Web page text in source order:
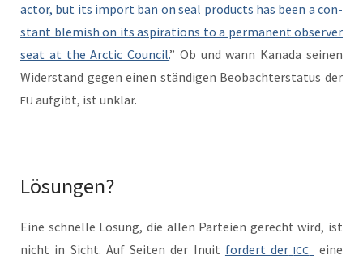
actor, but its import ban on seal prod­ucts has been a con­
stant blem­ish on its aspi­ra­tions to a per­ma­nent observ­er
seat at the Arc­tic Coun­cil.” Ob und wann Kana­da seinen
Wider­stand gegen einen ständi­gen Beobachter­sta­tus der
EU aufgibt, ist unklar.
Lösungen?
Eine schnelle Lösung, die allen Parteien gerecht wird, ist
nicht in Sicht. Auf Seit­en der Inu­it fordert der ICC
eine